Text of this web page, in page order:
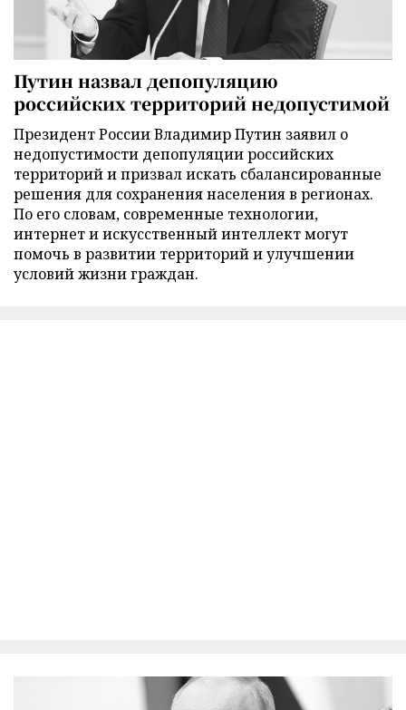
Путин назвал депопуляцию
российских территорий недопустимой
Президент России Владимир Путин заявил о
недопустимости депопуляции российских
территорий и призвал искать сбалансированные
решения для сохранения населения в регионах.
По его словам, современные технологии,
интернет и искусственный интеллект могут
помочь в развитии территорий и улучшении
условий жизни граждан.